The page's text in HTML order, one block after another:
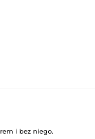
i bez niego.